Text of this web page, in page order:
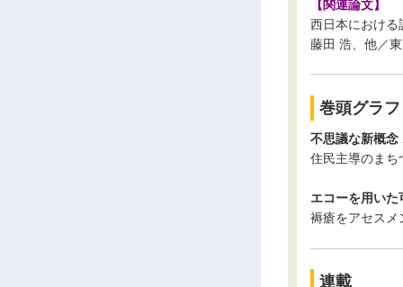
【関連論文】
西日本における
藤田 浩、他／
巻頭グラフ
不思議な新概
住民主導のまち
エコーを用い
褥瘡をアセスメ
連載